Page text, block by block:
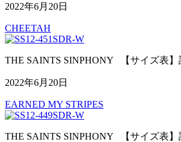
2022年6月20日
CHEETAH
THE SAINTS SINPHONY 【サイズ表
2022年6月20日
EARNED MY STRIPES
THE SAINTS SINPHONY 【サイズ表